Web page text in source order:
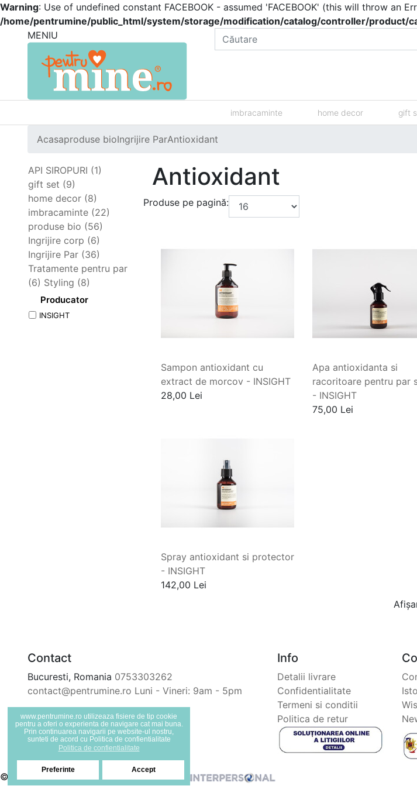
www.pentrumine.ro utilizeaza fisiere de tip cookie
pentru a oferi o experienta de navigare cat mai buna.
Prin continuarea navigarii pe website-ul nostru,
sunteti de acord cu Politica de confientialitate
Politica de confientialitate
Preferinte Accept
Warning: Use of undefined constant FACEBOOK - assumed 'FACEBOOK' (this will throw an
/home/pentrumine/public_html/system/storage/modification/catalog/controller/product/
MENIU
imbracaminte home decor gift
Acasaproduse bioIngrijire ParAntioxidant
API SIROPURI (1)
gift set (9)
home decor (8)
imbracaminte (22)
produse bio (56)
Ingrijire corp (6)
Ingrijire Par (36)
Tratamente pentru par
(6) Styling (8)
Producator
INSIGHT
Antioxidant
Produse pe pagină:
Sampon antioxidant cu
extract de morcov - INSIGHT
28,00 Lei
Apa antioxidanta si
racoritoare pentru par
- INSIGHT
75,00 Lei
Spray antioxidant si protector
- INSIGHT
142,00 Lei
Contact
Bucuresti, Romania 0753303262
contact@pentrumine.ro Luni - Vineri: 9am - 5pm
Info
Detalii livrare
Confidentialitate
Termeni si conditii
Politica de retur
© Toate drepturile rezervate | Realizat de